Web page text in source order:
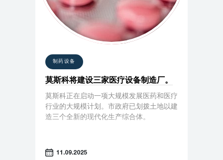
制药设备
莫斯科将建设三家医疗设备制造厂。
莫斯科正在启动一项大规模发展医药和医疗
行业的大规模计划。市政府已划拨土地以建
造三个全新的现代化生产综合体。
11.09.2025